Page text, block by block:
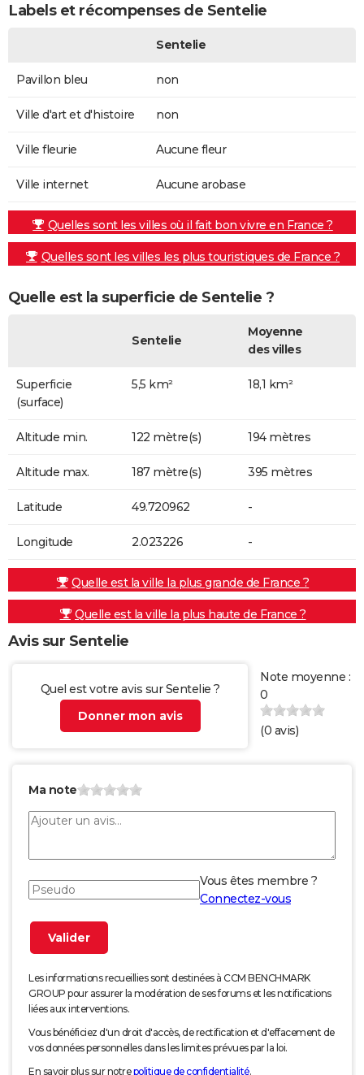
Labels et récompenses de Sentelie
Sentelie
Pavillon bleu non
Ville d'art et d'histoire non
Ville fleurie Aucune fleur
Ville internet Aucune arobase
Quelles sont les villes où il fait bon vivre en France ?
Quelles sont les villes les plus touristiques de France ?
Quelle est la superficie de Sentelie ?
Sentelie
Moyenne
des villes
Superficie
(surface)
5,5 km² 18,1 km²
Altitude min. 122 mètre(s) 194 mètres
Altitude max. 187 mètre(s) 395 mètres
Latitude 49.720962 -
Longitude 2.023226 -
Quelle est la ville la plus grande de France ?
Quelle est la ville la plus haute de France ?
Avis sur Sentelie
Quel est votre avis sur Sentelie ?
Donner mon avis
Note moyenne :
0
(0 avis)
Ma note
Vous êtes membre ?
Connectez-vous
Les informations recueillies sont destinées à CCM BENCHMARK
GROUP pour assurer la modération de ses forums et les notifications
liées aux interventions.
Vous bénéficiez d'un droit d'accès, de rectification et d'effacement de
vos données personnelles dans les limites prévues par la loi.
En savoir plus sur notrepolitique de confidentialité.